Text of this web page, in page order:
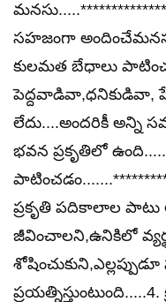
సహజంగా అందించేమనసు
కులమత బేధాలు
లేదు....అందరికీ అన్ని
భవన ప్రకృతిలో
ప్రకృతి పదికాలాల
జీవించాలని,ఉనికిలో
ప్రయత్నిస్తుంటుంది.....4.